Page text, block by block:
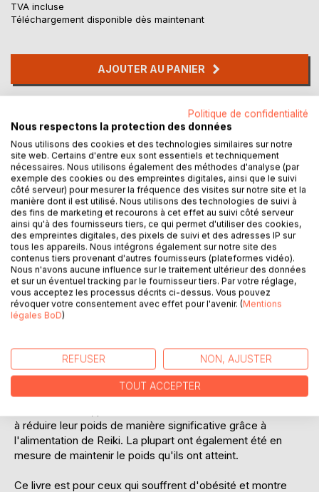
TVA incluse
Téléchargement disponible dès maintenant
AJOUTER AU PANIER
Laisser un avis
DESCRIPTION
Il y a quelques années, les présentateurs privés allemands
ont montré un rapport que, avec le Reiki, Christina Aguilera
avait réduit son poids. Ce fait a détoné la demande dans
ma pratique du Reiki.
Beaucoup de gens qui ont tout essayé, mais n'avaient
toujours pas reçu de mettre leur poids sous contrôle,
voulait imiter la star.
à réduire leur poids de manière significative grâce à
l'alimentation de Reiki. La plupart ont également été en
mesure de maintenir le poids qu'ils ont atteint.
Ce livre est pour ceux qui souffrent d'obésité et montre
Politique de confidentialité
Nous respectons la protection des données
Nous utilisons des cookies et des technologies similaires sur notre
site web. Certains d'entre eux sont essentiels et techniquement
nécessaires. Nous utilisons également des méthodes d'analyse (par
exemple des cookies ou des empreintes digitales, ainsi que le suivi
côté serveur) pour mesurer la fréquence des visites sur notre site et la
manière dont il est utilisé. Nous utilisons des technologies de suivi à
des fins de marketing et recourons à cet effet au suivi côté serveur
ainsi qu'à des fournisseurs tiers, ce qui permet d'utiliser des cookies,
des empreintes digitales, des pixels de suivi et des adresses IP sur
tous les appareils. Nous intégrons également sur notre site des
contenus tiers provenant d'autres fournisseurs (plateformes vidéo).
Nous n'avons aucune influence sur le traitement ultérieur des données
et sur un éventuel tracking par le fournisseur tiers. Par votre réglage,
vous acceptez les processus décrits ci-dessus. Vous pouvez
révoquer votre consentement avec effet pour l'avenir. (Mentions
légales BoD)
REFUSER NON, AJUSTER
TOUT ACCEPTER